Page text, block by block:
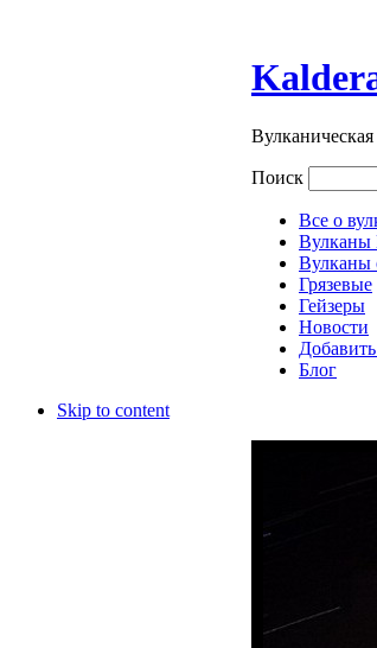
Поиск
Все о
Вулканы
Вулканы
Грязевые
Гейзеры
Новости
Блог
Skip to content